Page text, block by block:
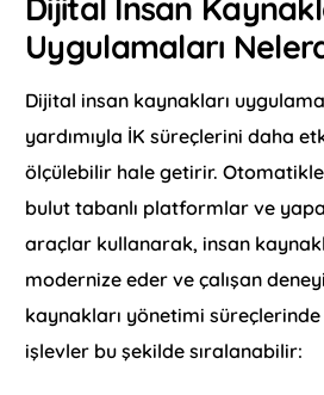
Dijital İnsan
Uygulamaları
Dijital insan kaynakları
yardımıyla İK süreçlerini daha
ölçülebilir hale getirir.
bulut tabanlı platformlar ve
araçlar kullanarak, insan
modernize eder ve çalışan
kaynakları yönetimi
işlevler bu şekilde sıralanabilir: